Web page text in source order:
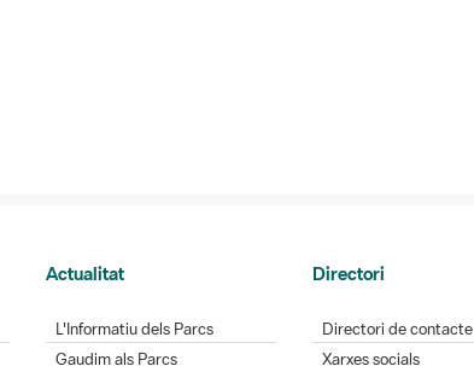
Actualitat
L'Informatiu dels Parcs
Gaudim als Parcs
Directori
Directori de contacte
Xarxes socials